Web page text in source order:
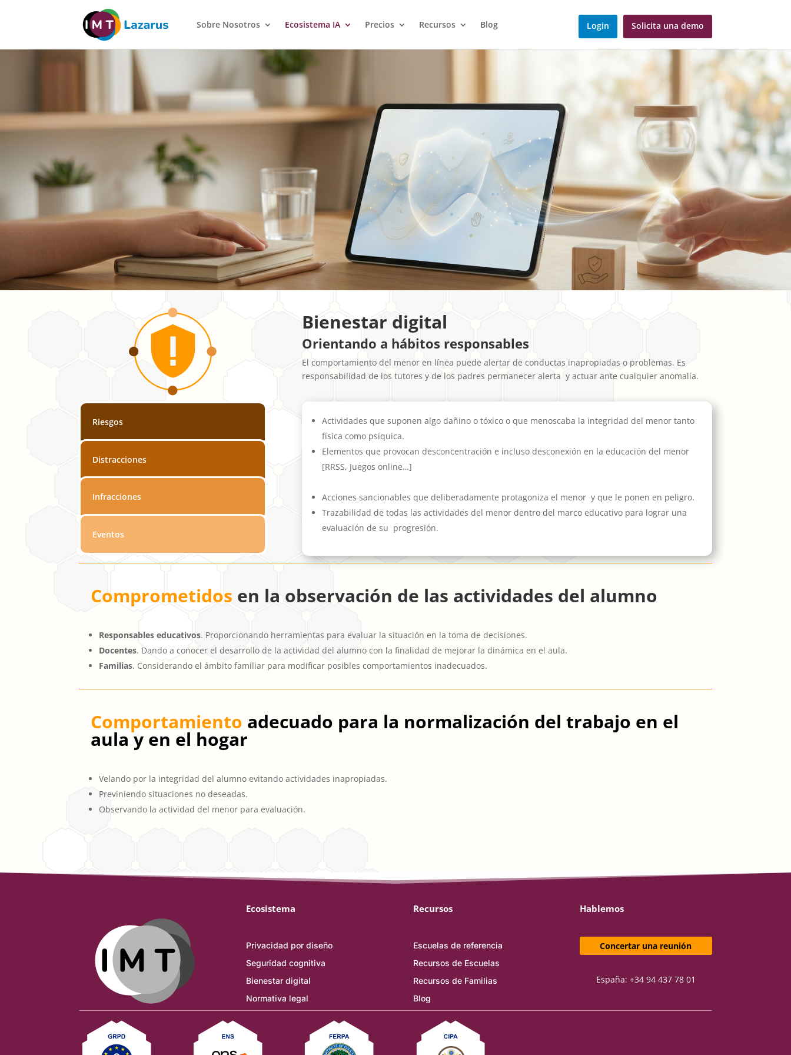
Sobre Nosotros Ecosistema IA Precios Recursos Blog Login Solicita una demo
Bienestar digital
Orientando a hábitos responsables
El comportamiento del menor en línea puede alertar de conductas inapropiadas o problemas. Es
responsabilidad de los tutores y de los padres permanecer alerta y actuar ante cualquier anomalía.
Riesgos
Distracciones
Infracciones
Eventos
Actividades que suponen algo dañino o tóxico o que menoscaba la integridad del menor tanto
física como psíquica.
Elementos que provocan desconcentración e incluso desconexión en la educación del menor
[RRSS, Juegos online…]
Acciones sancionables que deliberadamente protagoniza el menor y que le ponen en peligro.
Trazabilidad de todas las actividades del menor dentro del marco educativo para lograr una
evaluación de su progresión.
Comprometidos en la observación de las actividades del alumno
Responsables educativos. Proporcionando herramientas para evaluar la situación en la toma de decisiones.
Docentes. Dando a conocer el desarrollo de la actividad del alumno con la finalidad de mejorar la dinámica en el aula.
Familias. Considerando el ámbito familiar para modificar posibles comportamientos inadecuados.
Comportamiento adecuado para la normalización del trabajo en el
aula y en el hogar
Velando por la integridad del alumno evitando actividades inapropiadas.
Previniendo situaciones no deseadas.
Observando la actividad del menor para evaluación.
Ecosistema
Privacidad por diseño
Seguridad cognitiva
Bienestar digital
Normativa legal
Recursos
Escuelas de referencia
Recursos de Escuelas
Recursos de Familias
Blog
Hablemos
Concertar una reunión
España: +34 94 437 78 01